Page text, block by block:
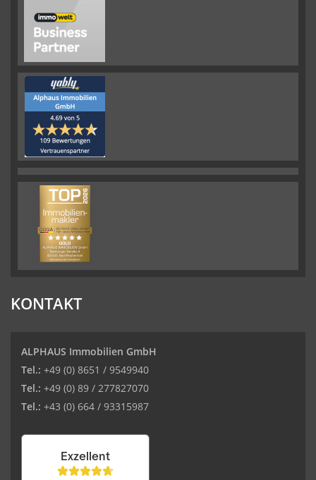
KONTAKT
ALPHAUS Immobilien GmbH
Tel.: +49 (0) 8651 / 9549940
Tel.: +49 (0) 89 / 277827070
Tel.: +43 (0) 664 / 93315987